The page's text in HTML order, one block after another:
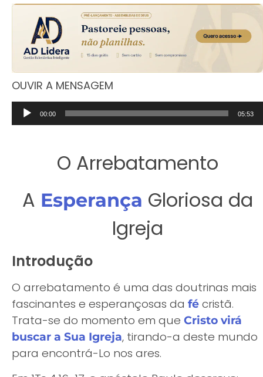
OUVIR A MENSAGEM
Tocador
de
00:00 05:53
O Arrebatamento
A Esperança Gloriosa da
Igreja
Introdução
O arrebatamento é uma das doutrinas mais
fascinantes e esperançosas da fé cristã.
Trata-se do momento em que Cristo virá
buscar a Sua Igreja, tirando-a deste mundo
para encontrá-Lo nos ares.